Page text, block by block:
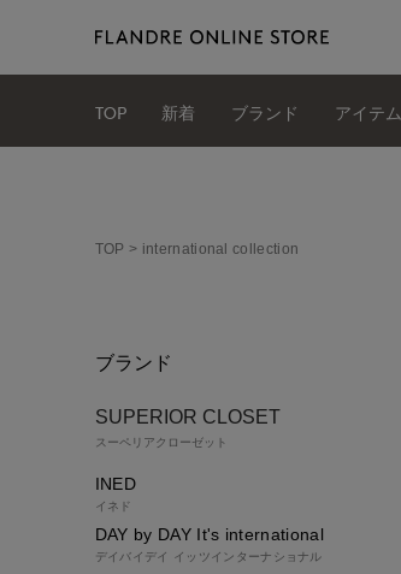
TOP 新着 ブランド アイテム
TOP international collection
ブランド
SUPERIOR CLOSET
スーペリアクローゼット
INED
イネド
DAY by DAY It's international
デイバイデイ イッツインターナショナル